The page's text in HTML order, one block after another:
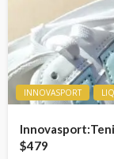
INNOVASPORT
$479